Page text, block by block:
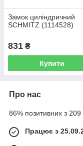
Замок циліндричний
SCHMITZ (1114528)
831 ₴
Купити
Про нас
86% позитивних з 209
Працює з